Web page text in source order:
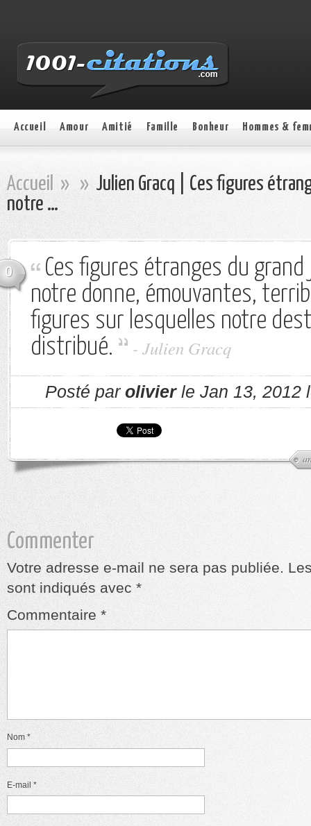
Accueil Amour Amitié Famille Bonheur Hommes &
Accueil » » Julien Gracq | Ces figures
notre …
0
Ces figures étranges du
notre donne, émouvantes,
figures sur lesquelles notre
distribué.
- Julien Gracq
Posté par olivierle Jan 13, 2012
Commenter
Votre adresse e-mail ne sera pas publiée.
sont indiqués avec *
Commentaire *
Nom *
E-mail *